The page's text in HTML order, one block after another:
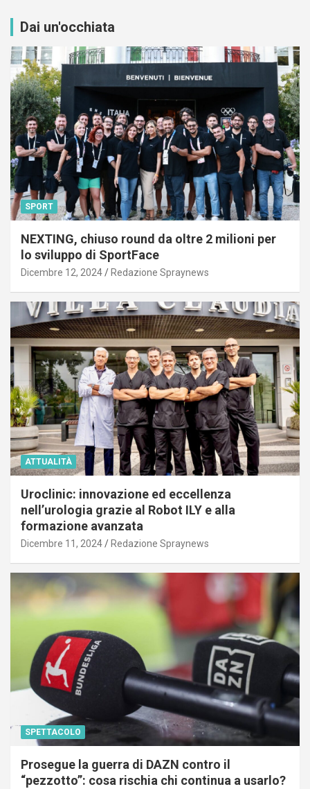
Dai un'occhiata
SPORT
NEXTING, chiuso round da oltre 2 milioni per
lo sviluppo di SportFace
Dicembre 12, 2024 Redazione Spraynews
ATTUALITÀ
Uroclinic: innovazione ed eccellenza
nell’urologia grazie al Robot ILY e alla
formazione avanzata
Dicembre 11, 2024 Redazione Spraynews
SPETTACOLO
Prosegue la guerra di DAZN contro il
“pezzotto”: cosa rischia chi continua a usarlo?